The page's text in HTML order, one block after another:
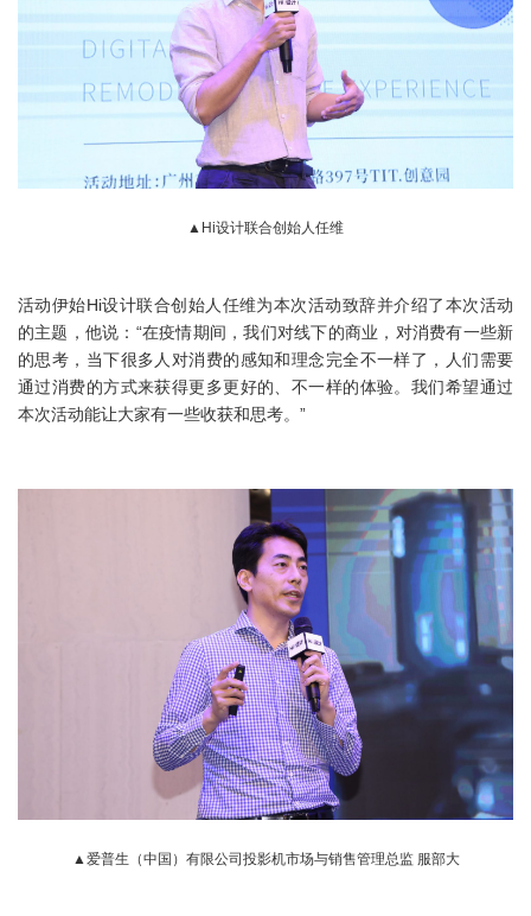
▲Hi设计联合创始人任维
活动伊始Hi设计联合创始人任维为本次活动致辞并介绍了本次活动
的主题，他说：“在疫情期间，我们对线下的商业，对消费有一些新
的思考，当下很多人对消费的感知和理念完全不一样了，人们需要
通过消费的方式来获得更多更好的、不一样的体验。我们希望通过
本次活动能让大家有一些收获和思考。”
▲爱普生（中国）有限公司投影机市场与销售管理总监 服部大